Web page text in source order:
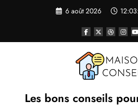
6 août 2026
Les bons conseils